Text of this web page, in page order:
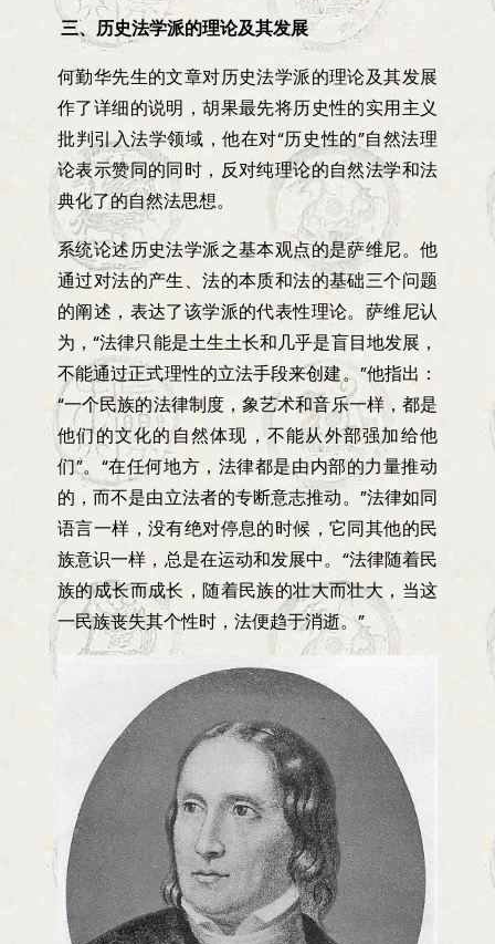
三、历史法学派的理论及其发展
何勤华先生的文章对历史法学派的理论及其发展
作了详细的说明，胡果最先将历史性的实用主义
批判引入法学领域，他在对“历史性的”自然法理
论表示赞同的同时，反对纯理论的自然法学和法
典化了的自然法思想。
系统论述历史法学派之基本观点的是萨维尼。他
通过对法的产生、法的本质和法的基础三个问题
的阐述，表达了该学派的代表性理论。萨维尼认
为，“法律只能是土生土长和几乎是盲目地发展，
不能通过正式理性的立法手段来创建。 ”他指出：
“一个民族的法律制度，象艺术和音乐一样，都是
他们的文化的自然体现，不能从外部强加给他
们”。 “在任何地方，法律都是由内部的力量推动
的，而不是由立法者的专断意志推动。 ”法律如同
语言一样，没有绝对停息的时候，它同其他的民
族意识一样，总是在运动和发展中。 “法律随着民
族的成长而成长，随着民族的壮大而壮大，当这
一民族丧失其个性时，法便趋于消逝。”